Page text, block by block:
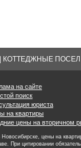
КОТТЕДЖНЫЕ
на сайте
поиск
юриста
на квартиры
цены на вторичном
цены на
При цитировании